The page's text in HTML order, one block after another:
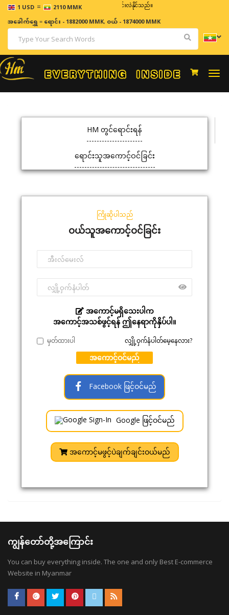
1 USD = 2110 MMK
ဈေးနှုန်းများသည် အချိန်နှင့် အမျှပြောင်းလဲနိုင်သည်။
အခေါက်ရွှေ=ရောင်း - 1882000 MMK, ဝယ် - 1874000 MMK
HM တွင်ရောင်းရန်
ရောင်းသူအကောင့်ဝင်ခြင်း
ကြိုဆိုပါသည်
ဝယ်သူအကောင့်ဝင်ခြင်း
အကောင့်မရှိသေးပါက
အကောင့်အသစ်ဖွင့်ရန် ဤနေရာကိုနှိပ်ပါ။
မှတ်ထားပါ လျှို့ဝှက်နံပါတ်မေ့နေလား?
အကောင့်ဝင်မည်
Facebook ဖြင့်ဝင်မည်
Google ဖြင့်ဝင်မည်
အကောင့်မဖွင့်ပဲချက်ချင်းဝယ်မည်
ကျွန်တော်တို့အကြောင်း
You can buy everything inside. The one and only Best E-commerce
Website in Myanmar